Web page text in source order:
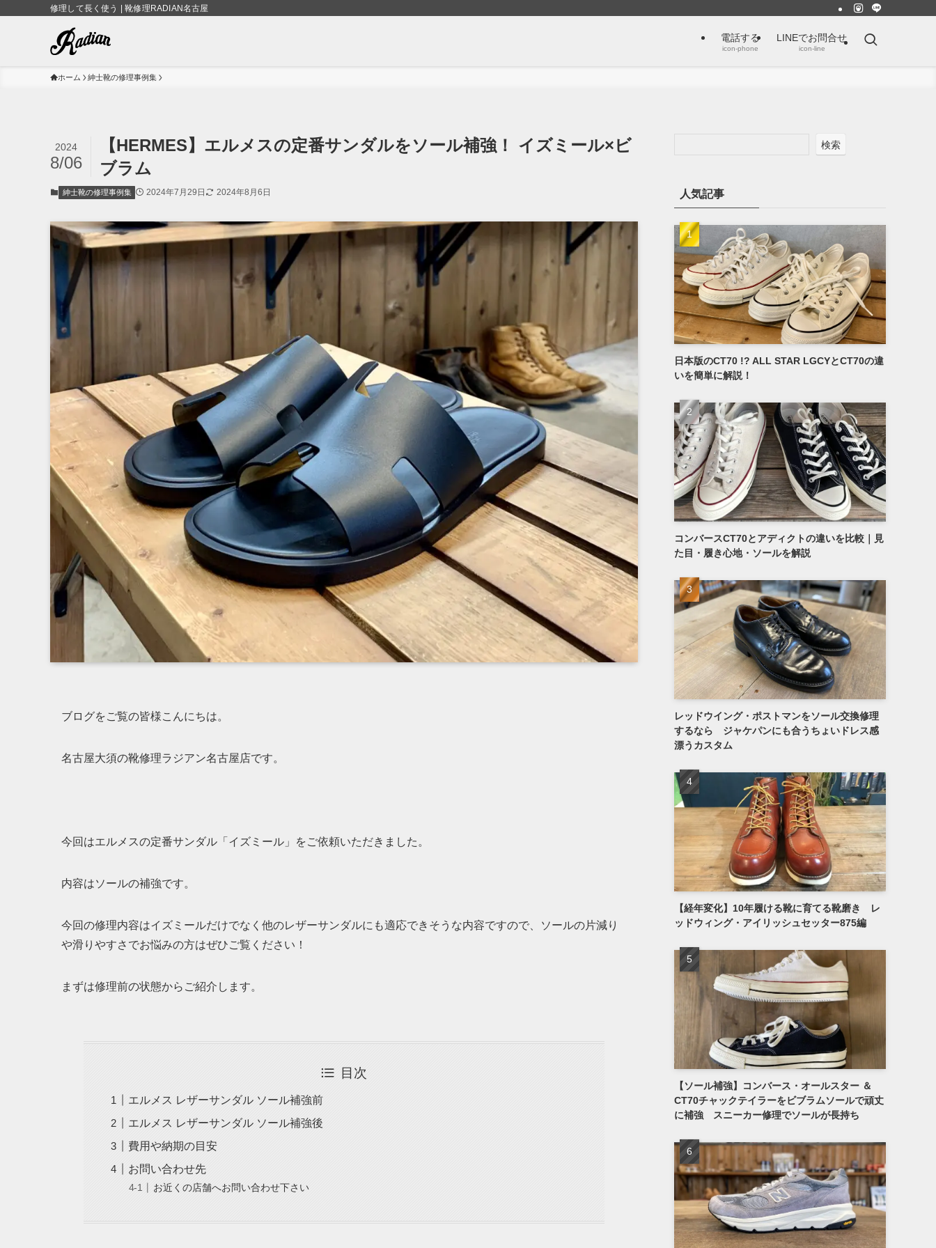
修理して長く使う | 靴修理RADIAN名古屋
電話する
icon-phone
LINEでお問合せ
icon-line
ホーム 紳士靴の修理事例集
【HERMES】エルメスの定番サンダルをソール補強！ イズミール×ビ
ブラム
2024
8/06
紳士靴の修理事例集 2024年7月29日 2024年8月6日
ブログをご覧の皆様こんにちは。
名古屋大須の靴修理ラジアン名古屋店です。
今回はエルメスの定番サンダル「イズミール」をご依頼いただきました。
内容はソールの補強です。
今回の修理内容はイズミールだけでなく他のレザーサンダルにも適応できそうな内容ですので、ソールの片減り
や滑りやすさでお悩みの方はぜひご覧ください！
まずは修理前の状態からご紹介します。
目次
エルメス レザーサンダル ソール補強前
エルメス レザーサンダル ソール補強後
費用や納期の目安
お問い合わせ先
お近くの店舗へお問い合わせ下さい
検索
人気記事
日本版のCT70 !? ALL STAR LGCYとCT70の違
いを簡単に解説！
コンバースCT70とアディクトの違いを比較｜見
た目・履き心地・ソールを解説
レッドウイング・ポストマンをソール交換修理
するなら ジャケパンにも合うちょいドレス感
漂うカスタム
【経年変化】10年履ける靴に育てる靴磨き レ
ッドウィング・アイリッシュセッター875編
【ソール補強】コンバース・オールスター ＆
CT70チャックテイラーをビブラムソールで頑丈
に補強 スニーカー修理でソールが長持ち